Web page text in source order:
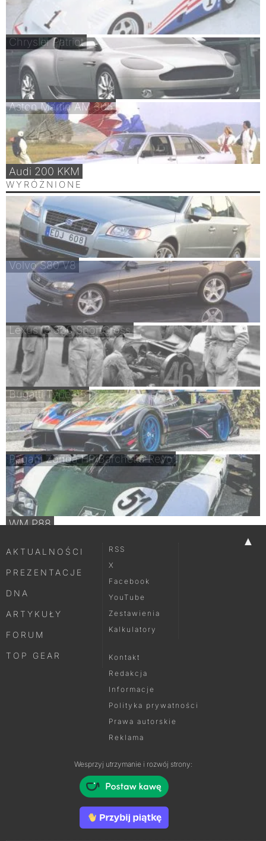
Chrysler Patriot
Aston Martin AM 305
Audi 200 KKM
WYRÓŻNIONE
Volvo S80 V8
Lexus IS 300 SportCross
Bugatti Type 45
Pagani Zonda HP Barchetta Revo
WM P88
▲
AKTUALNOŚCI
PREZENTACJE
DNA
ARTYKUŁY
FORUM
TOP GEAR
RSS
X
Facebook
YouTube
Zestawienia
Kalkulatory
Kontakt
Redakcja
Informacje
Polityka prywatności
Prawa autorskie
Reklama
Wesprzyj utrzymanie i rozwój strony: